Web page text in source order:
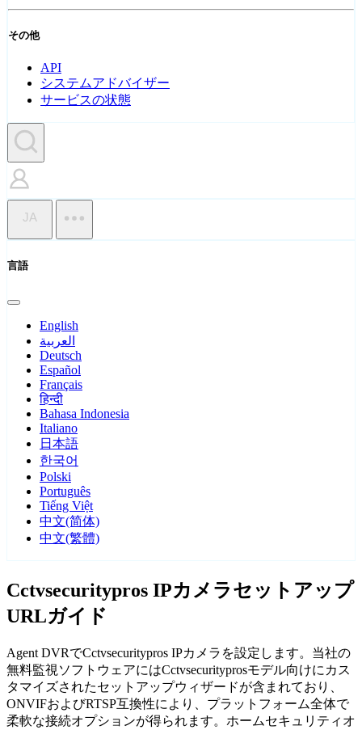
その他
API
システムアドバイザー
サービスの状態
JA
言語
English
العربية
Deutsch
Español
Français
हिन्दी
Bahasa Indonesia
Italiano
日本語
한국어
Polski
Português
Tiếng Việt
中文(简体)
中文(繁體)
Cctvsecuritypros IPカメラセットアップ
URLガイド
Agent DVRでCctvsecuritypros IPカメラを設定します。当社の
無料監視ソフトウェアにはCctvsecurityprosモデル向けにカス
タマイズされたセットアップウィザードが含まれており、
ONVIFおよびRTSP互換性により、プラットフォーム全体で
柔軟な接続オプションが得られます。ホームセキュリティオ